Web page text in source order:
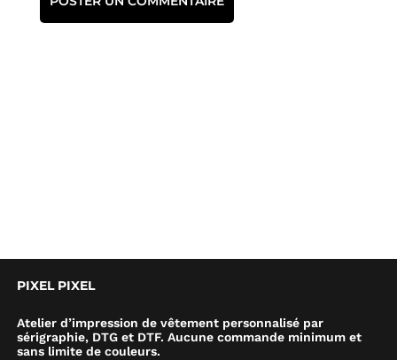
PIXEL PIXEL
Atelier d’impression de vêtement personnalisé par
sérigraphie, DTG et DTF. Aucune commande minimum et
sans limite de couleurs.